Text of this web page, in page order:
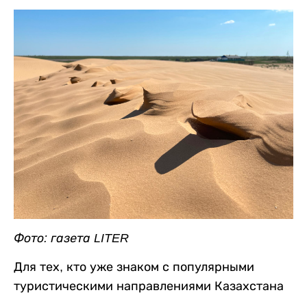
Фото: газета LITER
Для тех, кто уже знаком с популярными
туристическими направлениями Казахстана